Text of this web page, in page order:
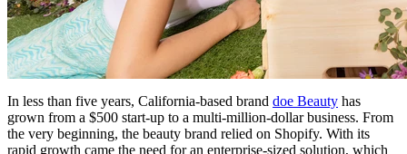
In less than five years, California-based brand doe Beauty has
grown from a $500 start-up to a multi-million-dollar business. From
the very beginning, the beauty brand relied on Shopify. With its
rapid growth came the need for an enterprise-sized solution, which